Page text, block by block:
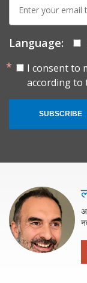
mail:
Language:
I consent to
according to
SUBSCRIBE